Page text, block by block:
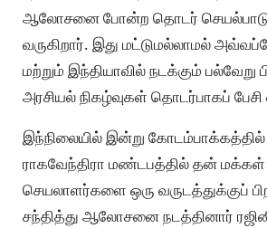
ஆலோசனை போன்ற தொடர்
வருகிறார். இது மட்டுமல்லாமல்
மற்றும் இந்தியாவில் நடக்கும் பல்வேறு
அரசியல் நிகழ்வுகள் தொடர்பாகப் பேசி
இந்நிலையில் இன்று
ராகவேந்திரா மண்டபத்தில் தன்
செயலாளர்களை ஒரு வருடத்துக்குப்
சந்தித்து ஆலோசனை நடத்தினார்